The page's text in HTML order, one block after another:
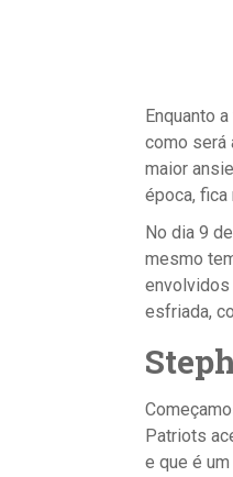
Enquanto
como será
maior
época,
No dia 9
mesmo
envolvidos
esfriada,
Patriots
e que é